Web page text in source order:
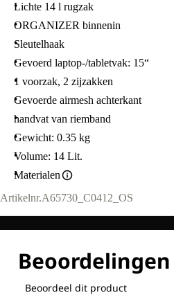
Lichte 14 l rugzak
ORGANIZER binnenin
Sleutelhaak
Gevoerd laptop-/tabletvak: 15“
1 voorzak, 2 zijzakken
Gevoerde airmesh achterkant
handvat van riemband
Gewicht: 0.35 kg
Volume: 14 Lit.
Materialen
Artikelnr.A65730_C0412_OS